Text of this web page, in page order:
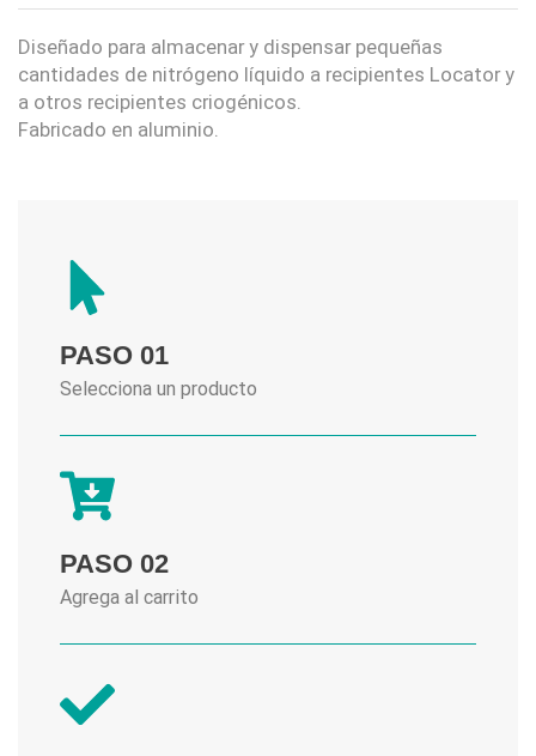
Diseñado para almacenar y dispensar pequeñas
cantidades de nitrógeno líquido a recipientes Locator y
a otros recipientes criogénicos.
Fabricado en aluminio.
PASO 01
Selecciona un producto
PASO 02
Agrega al carrito